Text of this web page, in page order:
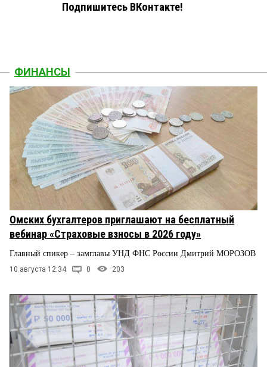
Подпишитесь ВКонтакте!
ФИНАНСЫ
Омских бухгалтеров приглашают на бесплатный
вебинар «Страховые взносы в 2026 году»
Главный спикер – замглавы УНД ФНС России Дмитрий МОРОЗОВ
10 августа 12:34 0 203